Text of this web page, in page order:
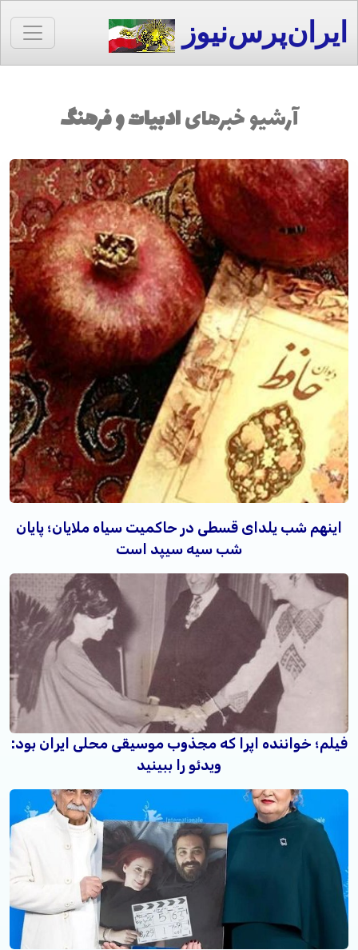
ایران‌پرس‌نیوز
آرشیو خبرهایادبیات و فرهنگ
اینهم شب یلدای قسطی در حاکمیت سیاه ملایان؛ پایان
شب سیه سیپد است
فیلم؛ خواننده اپرا که مجذوب موسیقی محلی ایران بود:
ویدئو را ببینید